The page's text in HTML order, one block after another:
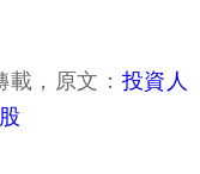
，原文： 投資人